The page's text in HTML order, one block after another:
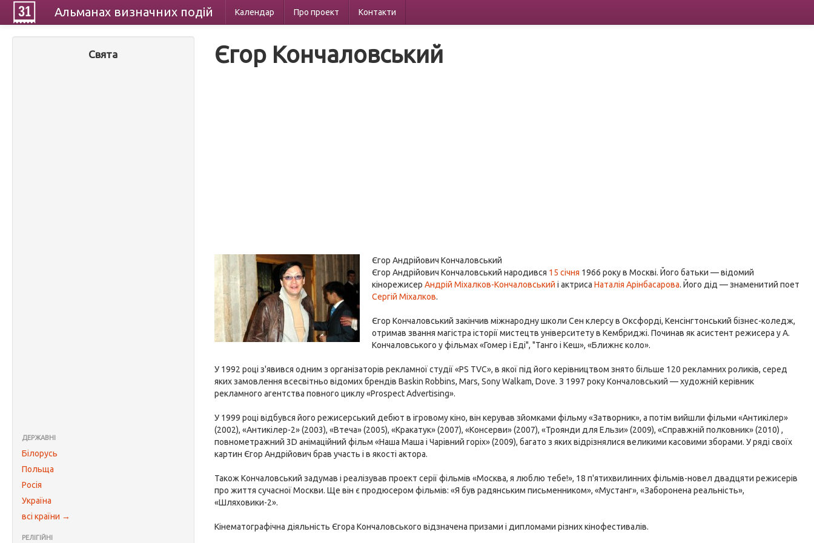
Альманах визначних подій Календар Про проект Контакти
Свята
ДЕРЖАВНІ
Білорусь
Польща
Росія
Україна
всі країни →
РЕЛІГІЙНІ
Єгор Кончаловський
Єгор Андрійович Кончаловський
Єгор Андрійович Кончаловський народився 15 січня 1966 року в Москві. Його батьки — відомий
кінорежисерАндрій Міхалков-Кончаловський і актрисаНаталія Арінбасарова. Його дід — знаменитий поет
Сергій Міхалков.
Єгор Кончаловський закінчив міжнародну школи Сен клерсу в Оксфорді, Кенсінгтонський бізнес-коледж,
отримав звання магістра історії мистецтв університету в Кембриджі. Починав як асистент режисера у А.
Кончаловського у фільмах «Гомер і Еді", "Танго і Кеш», «Ближнє коло».
У 1992 році з'явився одним з організаторів рекламної студії «PS TVC», в якої під його керівництвом знято більше 120 рекламних роликів, серед
яких замовлення всесвітньо відомих брендів Baskin Robbins, Mars, Sony Walkam, Dove. З 1997 року Кончаловський — художній керівник
рекламного агентства повного циклу «Prospect Advertising».
У 1999 році відбувся його режисерський дебют в ігровому кіно, він керував зйомками фільму «Затворник», а потім вийшли фільми «Антикілер»
(2002), «Антикілер-2» (2003), «Втеча» (2005), «Кракатук» (2007), «Консерви» (2007), «Троянди для Ельзи» (2009), «Справжній полковник» (2010) ,
повнометражний 3D анімаційний фільм «Наша Маша і Чарівний горіх» (2009), багато з яких відрізнялися великими касовими зборами. У ряді своїх
картин Єгор Андрійович брав участь і в якості актора.
Також Кончаловський задумав і реалізував проект серії фільмів «Москва, я люблю тебе!», 18 п'ятихвилинних фільмів-новел двадцяти режисерів
про життя сучасної Москви. Ще він є продюсером фільмів: «Я був радянським письменником», «Мустанг», «Заборонена реальність»,
«Шляховики-2».
Кінематографічна діяльність Єгора Кончаловського відзначена призами і дипломами різних кінофестивалів.